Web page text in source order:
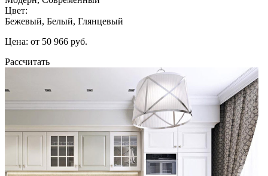
Цвет:
Бежевый, Белый, Глянцевый
Цена: от 50 966 руб.
Рассчитать